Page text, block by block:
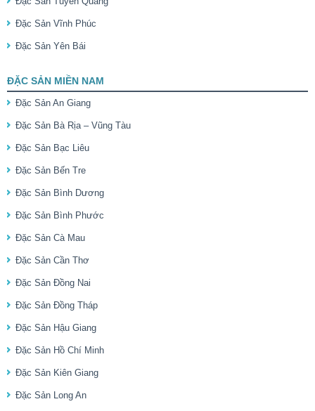
Đặc Sản Vĩnh Phúc
Đặc Sản Yên Bái
ĐẶC SẢN MIỀN NAM
Đặc Sản An Giang
Đặc Sản Bà Rịa – Vũng Tàu
Đặc Sản Bạc Liêu
Đặc Sản Bến Tre
Đặc Sản Bình Dương
Đặc Sản Bình Phước
Đặc Sản Cà Mau
Đặc Sản Cần Thơ
Đặc Sản Đồng Nai
Đặc Sản Đồng Tháp
Đặc Sản Hậu Giang
Đặc Sản Hồ Chí Minh
Đặc Sản Kiên Giang
Đặc Sản Long An